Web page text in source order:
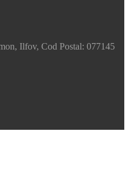
Ilfov, Cod Postal: 077145